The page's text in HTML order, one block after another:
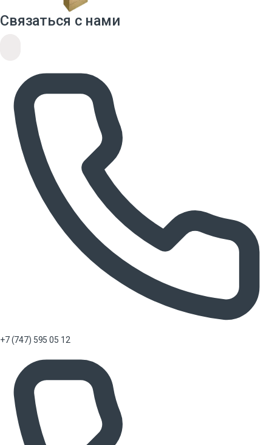
Связаться с нами
+7 (747) 595 05 12